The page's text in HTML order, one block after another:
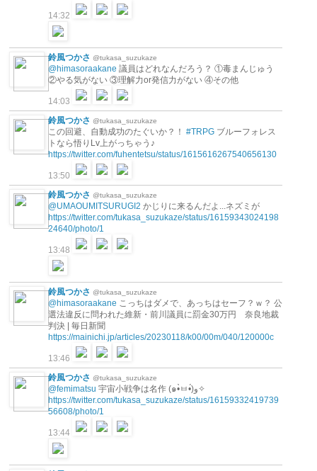
14:32
鈴風つかさ @tukasa_suzukaze
@himasoraakane 議員はどれなんだろう？ ①毒まんじゅう
②やる気がない ③理解力or発信力がない ④その他
14:03
鈴風つかさ @tukasa_suzukaze
この回避、自動成功のたぐいか？！ #TRPG ブルーフォレス
トなら悟りLv上がっちゃう♪
https://twitter.com/fuhentetsu/status/1615616267540656130
13:50
鈴風つかさ @tukasa_suzukaze
@UMAOUMITSURUGI2 かじりに来るんだよ...ネズミが
https://twitter.com/tukasa_suzukaze/status/16159343024198
24640/photo/1
13:48
鈴風つかさ @tukasa_suzukaze
@himasoraakane こっちはダメで、あっちはセーフ？ｗ？ 公
選法違反に問われた維新・前川議員に罰金30万円 奈良地裁
判決 | 毎日新聞
https://mainichi.jp/articles/20230118/k00/00m/040/120000c
13:46
鈴風つかさ @tukasa_suzukaze
@femimatsu
宇宙小戦争は名作 (๑•̀ㅂ•́)و✧
https://twitter.com/tukasa_suzukaze/status/16159332419739
56608/photo/1
13:44